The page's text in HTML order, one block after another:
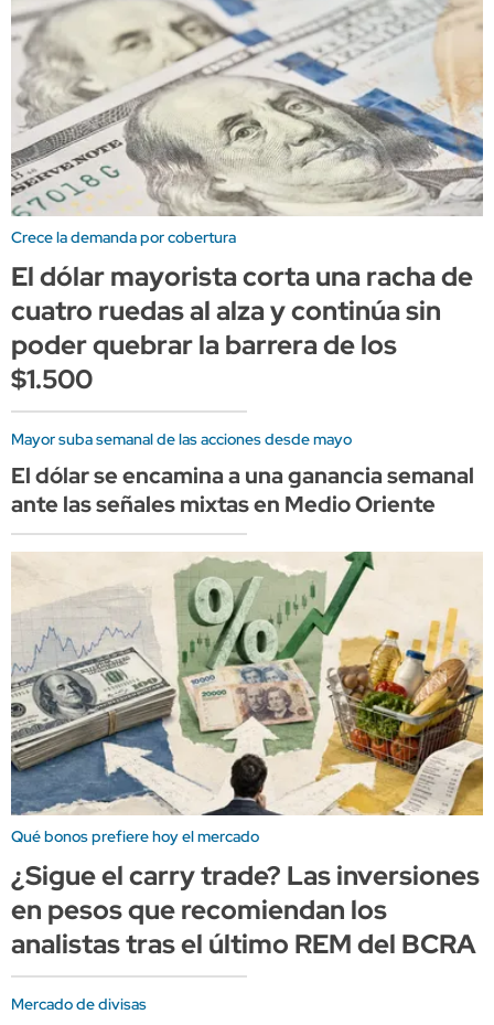
Crece la demanda por cobertura
El dólar mayorista corta una racha de
cuatro ruedas al alza y continúa sin
poder quebrar la barrera de los
$1.500
Mayor suba semanal de las acciones desde mayo
El dólar se encamina a una ganancia semanal
ante las señales mixtas en Medio Oriente
Qué bonos prefiere hoy el mercado
¿Sigue el carry trade? Las inversiones
en pesos que recomiendan los
analistas tras el último REM del BCRA
Mercado de divisas